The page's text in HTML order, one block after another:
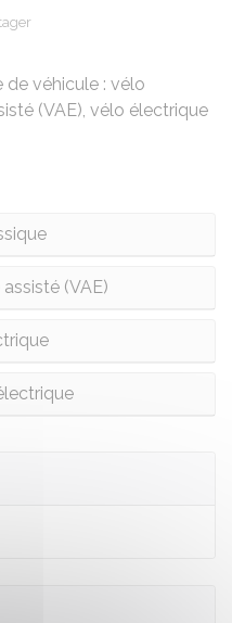
véhicule : vélo
(VAE), vélo électrique
(VAE)